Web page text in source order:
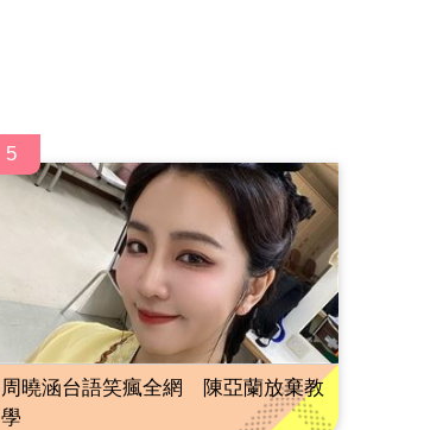
5
周曉涵台語笑瘋全網 陳亞蘭放棄教
學